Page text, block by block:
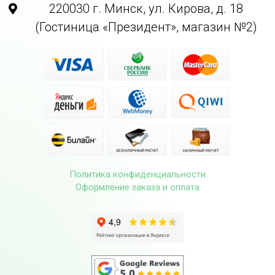
220030 г. Минск, ул. Кирова, д. 18
(Гостиница «Президент», магазин №2)
Политика конфиденциальности
Оформление заказа и оплата